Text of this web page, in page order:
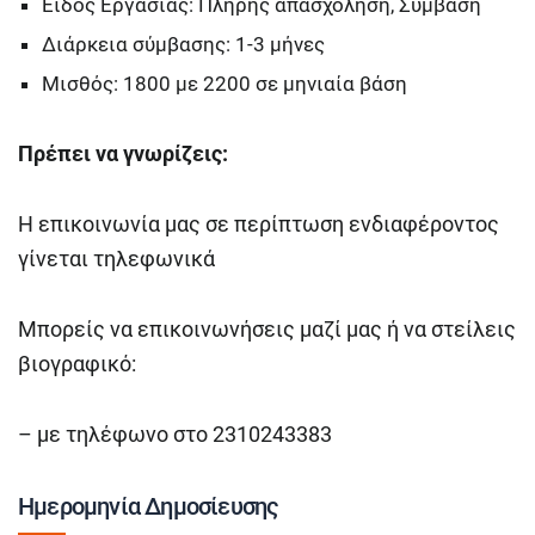
Είδος Εργασίας: Πλήρης απασχόληση, Σύμβαση
Διάρκεια σύμβασης: 1-3 μήνες
Μισθός: 1800 με 2200 σε μηνιαία βάση
Πρέπει να γνωρίζεις:
Η επικοινωνία μας σε περίπτωση ενδιαφέροντος
γίνεται τηλεφωνικά
Μπορείς να επικοινωνήσεις μαζί μας ή να στείλεις
βιογραφικό:
– με τηλέφωνο στο 2310243383
Ημερομηνία Δημοσίευσης